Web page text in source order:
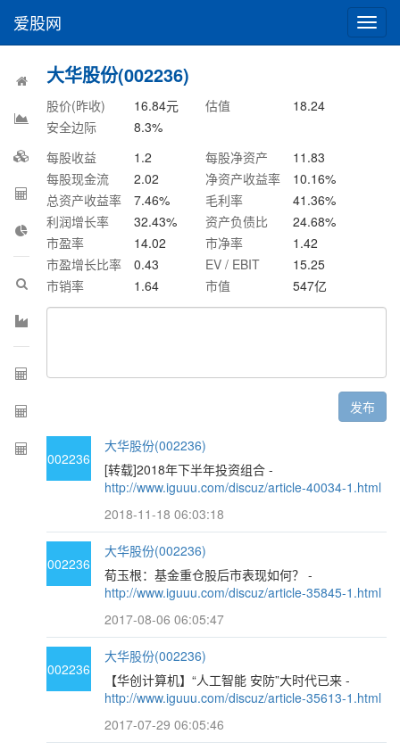
切
换
爱股网
大华股份(002236)
股价(昨收) 16.84元 估值
18.24
安全边际
8.3%
每股收益
1.2 每股净资产
11.83
每股现金流
2.02 净资产收益率 10.16%
总资产收益率
7.46% 毛利率 41.36%
利润增长率
32.43% 资产负债比 24.68%
市盈率
14.02 市净率
1.42
市盈增长比率
0.43 EV / EBIT
15.25
市销率
1.64 市值 547亿
发布
002236
大华股份(002236)
[转载]2018年下半年投资组合 -
http://www.iguuu.com/discuz/article-40034-1.html
2018-11-18 06:03:18
002236
大华股份(002236)
荀玉根：基金重仓股后市表现如何？ -
http://www.iguuu.com/discuz/article-35845-1.html
2017-08-06 06:05:47
002236
大华股份(002236)
【华创计算机】“人工智能 安防”大时代已来 -
http://www.iguuu.com/discuz/article-35613-1.html
2017-07-29 06:05:46